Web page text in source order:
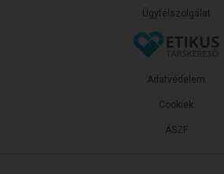
Ügyfélszolgálat
ÁSZF
Adatvédelem
Cookiek